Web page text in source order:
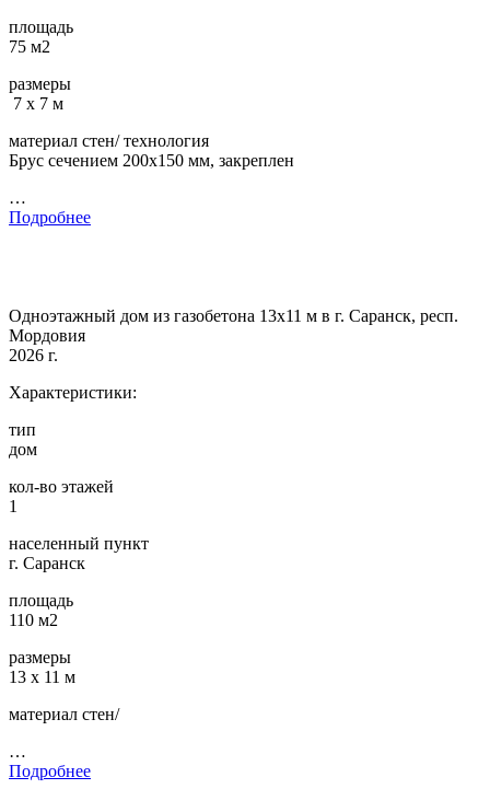
площадь
75 м2
размеры
7 х 7 м
материал стен/ технология
Брус сечением 200х150 мм, закреплен
…
Подробнее
Одноэтажный дом из газобетона 13х11 м в г. Саранск, респ.
Мордовия
2026 г.
Характеристики:
тип
дом
кол-во этажей
1
населенный пункт
г. Саранск
площадь
110 м2
размеры
13 х 11 м
материал стен/
…
Подробнее